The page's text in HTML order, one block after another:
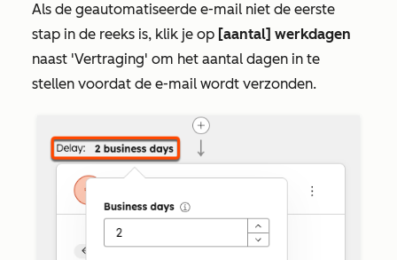
Als de geautomatiseerde e-mail niet de eerste
stap in de reeks is, klik je op [aantal] werkdagen
naast 'Vertraging' om het aantal dagen in te
stellen voordat de e-mail wordt verzonden.